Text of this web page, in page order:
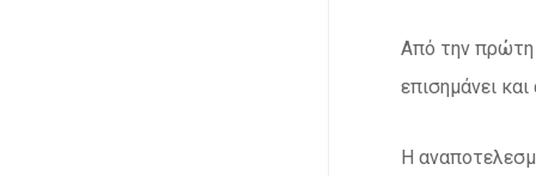
Από την πρώτη
επισημάνει
Η